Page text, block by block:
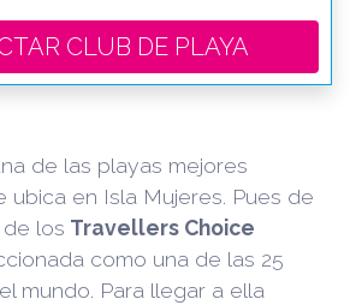
CONTACTAR CLUB DE PLAYA
de las playas mejores
ubica en Isla Mujeres. Pues de
los Travellers Choice
como una de las 25
mundo. Para llegar a ella